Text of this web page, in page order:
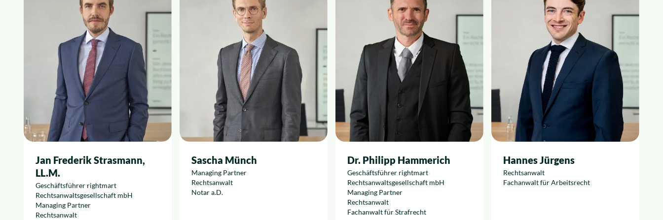
Jan Frederik Strasmann,
LL.M.
Geschäftsführer rightmart
Rechtsanwaltsgesellschaft mbH
Managing Partner
Rechtsanwalt
Sascha Münch
Managing Partner
Rechtsanwalt
Notar a.D.
Dr. Philipp Hammerich
Geschäftsführer rightmart
Rechtsanwaltsgesellschaft mbH
Managing Partner
Rechtsanwalt
Fachanwalt für Strafrecht
Hannes Jürgens
Rechtsanwalt
Fachanwalt für Arbeitsrecht